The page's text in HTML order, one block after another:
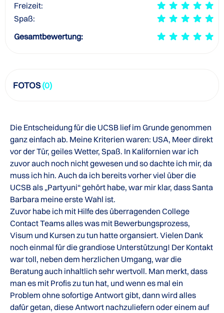
Freizeit:
Spaß:
Gesamtbewertung:
FOTOS(0)
Die Entscheidung für die UCSB lief im Grunde genommen
ganz einfach ab. Meine Kriterien waren: USA, Meer direkt
vor der Tür, geiles Wetter, Spaß. In Kalifornien war ich
zuvor auch noch nicht gewesen und so dachte ich mir, da
muss ich hin. Auch da ich bereits vorher viel über die
UCSB als „Partyuni“ gehört habe, war mir klar, dass Santa
Barbara meine erste Wahl ist.
Zuvor habe ich mit Hilfe des überragenden College
Contact Teams alles was mit Bewerbungsprozess,
Visum und Kursen zu tun hatte organsiert. Vielen Dank
noch einmal für die grandiose Unterstützung! Der Kontakt
war toll, neben dem herzlichen Umgang, war die
Beratung auch inhaltlich sehr wertvoll. Man merkt, dass
man es mit Profis zu tun hat, und wenn es mal ein
Problem ohne sofortige Antwort gibt, dann wird alles
dafür getan, diese Antwort nachzuliefern oder einem auf